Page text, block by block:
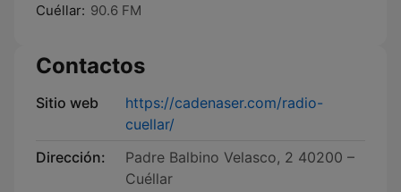
Cuéllar: 90.6 FM
Contactos
Sitio web
https://cadenaser.com/radio-
cuellar/
Dirección:
Padre Balbino Velasco, 2 40200 –
Cuéllar